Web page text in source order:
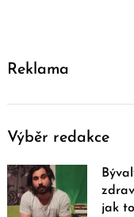
Reklama
Výběr redakce
jak